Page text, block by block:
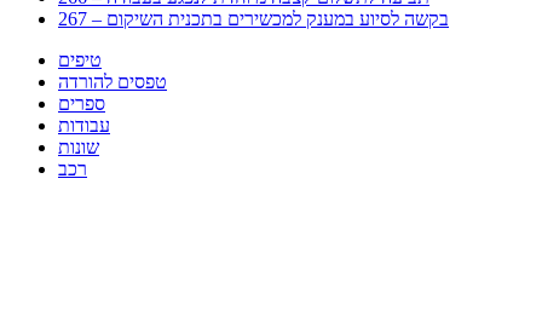
267 – בקשה לסיוע במענק למכשירים בתכנית השיקום
טיפים
טפסים להורדה
ספרים
עבודות
שונות
רכב